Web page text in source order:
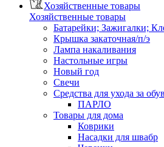
Хозяйственные товары
Хозяйственные товары
Батарейки; Зажигалки;
Крышка закаточная/п/э
Лампа накаливания
Настольные игры
Новый год
Свечи
Средства для ухода за
ПАРЛО
Товары для дома
Коврики
Насадки для швабр